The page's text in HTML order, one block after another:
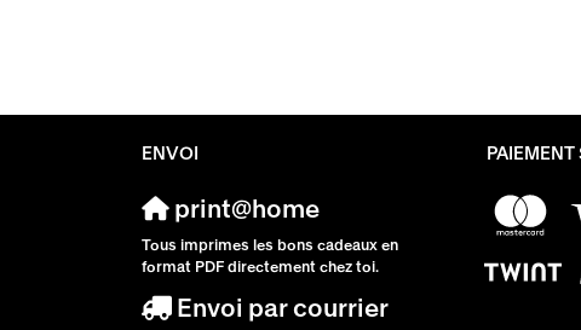
ENVOI
print@home
Tous imprimes les bons cadeaux en
format PDF directement chez toi.
Envoi par courrier
PAIEMENT